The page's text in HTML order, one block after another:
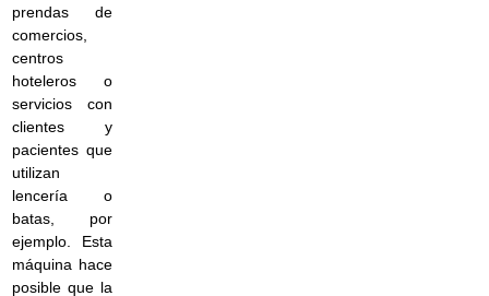
prendas de
comercios,
centros
hoteleros o
servicios con
clientes y
pacientes que
utilizan
lencería o
batas, por
ejemplo. Esta
máquina hace
posible que la